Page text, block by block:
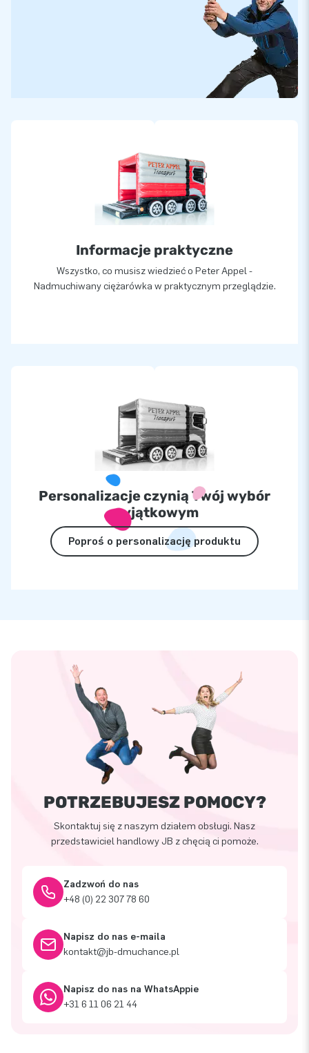
Informacje praktyczne
Wszystko, co musisz wiedzieć o Peter Appel -
Nadmuchiwany ciężarówka w praktycznym przeglądzie.
Personalizacje czynią Twój wybór
wyjątkowym
Poproś o personalizację produktu
POTRZEBUJESZ POMOCY?
Skontaktuj się z naszym działem obsługi. Nasz
przedstawiciel handlowy JB z chęcią ci pomoże.
Zadzwoń do nas
+48 (0) 22 307 78 60
Napisz do nas e-maila
kontakt@jb-dmuchance.pl
Napisz do nas na WhatsAppie
+31 6 11 06 21 44